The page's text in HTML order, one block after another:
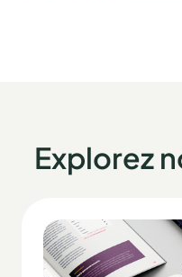
Explorez